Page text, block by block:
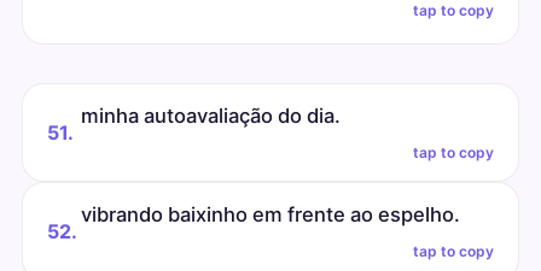
tap to copy
51.
minha autoavaliação do dia.
tap to copy
52.
vibrando baixinho em frente ao espelho.
tap to copy